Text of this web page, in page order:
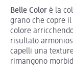
Belle Color è la
grano che copre
colore
risultato
capelli una
rimangono